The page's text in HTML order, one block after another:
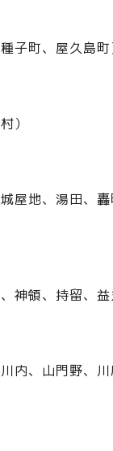
子町、屋久島町
）
城屋地、湯田、
、神領、持留、
川内、山門野、